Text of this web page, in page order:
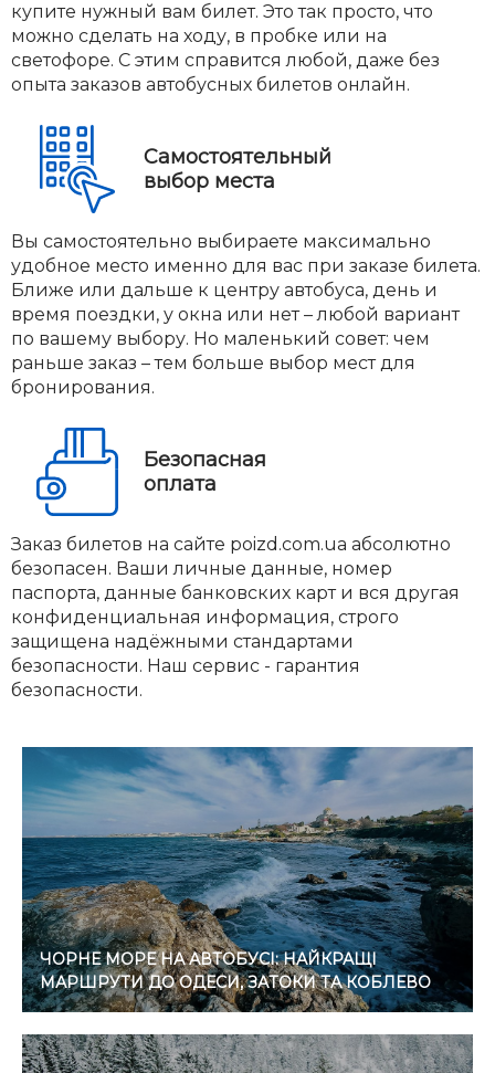
купите нужный вам билет. Это так просто, что
можно сделать на ходу, в пробке или на
светофоре. С этим справится любой, даже без
опыта заказов автобусных билетов онлайн.
Самостоятельный
выбор места
Вы самостоятельно выбираете максимально
удобное место именно для вас при заказе билета.
Ближе или дальше к центру автобуса, день и
время поездки, у окна или нет – любой вариант
по вашему выбору. Но маленький совет: чем
раньше заказ – тем больше выбор мест для
бронирования.
Безопасная
оплата
Заказ билетов на сайте poizd.com.ua абсолютно
безопасен. Ваши личные данные, номер
паспорта, данные банковских карт и вся другая
конфиденциальная информация, строго
защищена надёжными стандартами
безопасности. Наш сервис - гарантия
безопасности.
ЧОРНЕ МОРЕ НА АВТОБУСІ: НАЙКРАЩІ
МАРШРУТИ ДО ОДЕСИ, ЗАТОКИ ТА КОБЛЕВО